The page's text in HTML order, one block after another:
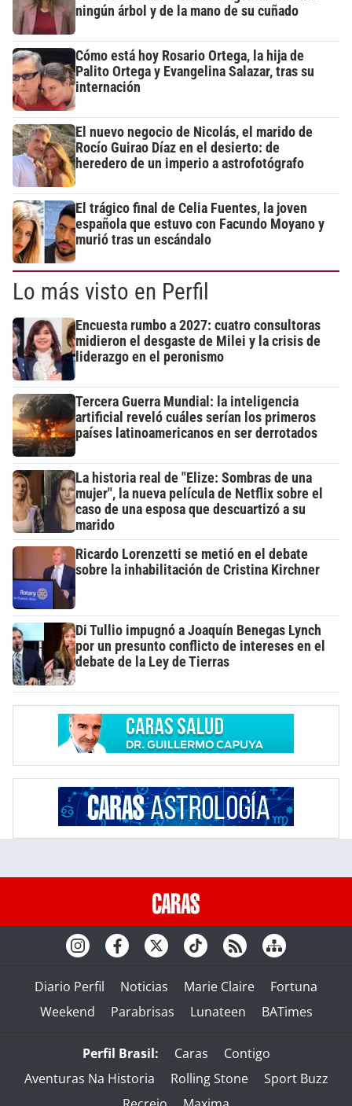
ningún árbol y de la mano de su cuñado
Cómo está hoy Rosario Ortega, la hija de
Palito Ortega y Evangelina Salazar, tras su
internación
El nuevo negocio de Nicolás, el marido de
Rocío Guirao Díaz en el desierto: de
heredero de un imperio a astrofotógrafo
El trágico final de Celia Fuentes, la joven
española que estuvo con Facundo Moyano y
murió tras un escándalo
Lo más visto en Perfil
Encuesta rumbo a 2027: cuatro consultoras
midieron el desgaste de Milei y la crisis de
liderazgo en el peronismo
Tercera Guerra Mundial: la inteligencia
artificial reveló cuáles serían los primeros
países latinoamericanos en ser derrotados
La historia real de "Elize: Sombras de una
mujer", la nueva película de Netflix sobre el
caso de una esposa que descuartizó a su
marido
Ricardo Lorenzetti se metió en el debate
sobre la inhabilitación de Cristina Kirchner
Di Tullio impugnó a Joaquín Benegas Lynch
por un presunto conflicto de intereses en el
debate de la Ley de Tierras
Diario Perfil Noticias Marie Claire
Fortuna
Weekend
Parabrisas Lunateen BATimes
Perfil Brasil: Caras
Contigo
Aventuras Na Historia
Rolling Stone
Sport Buzz